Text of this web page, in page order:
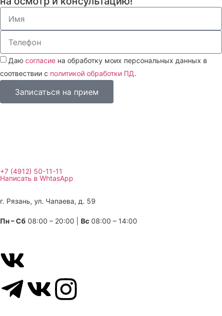
Даю согласие на обработку моих персональных данных в
соотвествии с политикой обработки ПД.
Записаться на прием
+7 (4912) 50-11-11
Написать в WhtasApp
г. Рязань, ул. Чапаева, д. 59
Пн – Сб 08:00 – 20:00 | Вс 08:00 – 14:00